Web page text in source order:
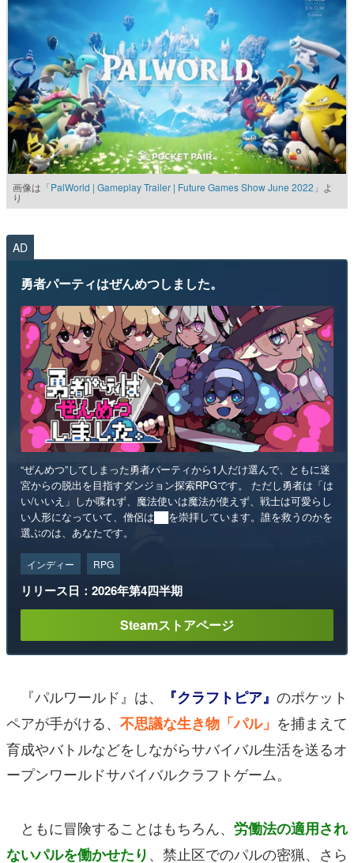
画像は 「PalWorld | Gameplay Trailer | Future Games Show June 2022」 よ
り
AD
勇者パーティはぜんめつしました。
“ぜんめつ”してしまった勇者パーティから1人だけ選んで、ともに迷
宮からの脱出を目指すダンジョン探索RPGです。 ただし勇者は「は
い/いいえ」しか喋れず、魔法使いは魔法が使えず、戦士は可愛らし
い人形になっていて、僧侶は██を崇拝しています。誰を救うのかを
選ぶのは、あなたです。
インディー RPG
リリース日：2026年第4四半期
Steamストアページ
『パルワールド』は、 『クラフトピア』 のポケット
ペアが手がける、 不思議な生き物「パル」 を捕まえて
育成やバトルなどをしながらサバイバル生活を送るオ
ープンワールドサバイバルクラフトゲーム。
ともに冒険することはもちろん、 労働法の適用され
ないパルを働かせたり、禁止区でのパルの密猟、さら